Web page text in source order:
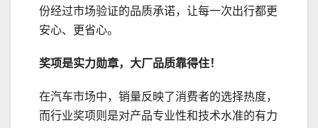
份经过市场验证的品质承诺，让每一次出行都更
安心、更省心。
奖项是实力勋章，大厂品质靠得住！
在汽车市场中，销量反映了消费者的选择热度，
而行业奖项则是对产品专业性和技术水准的有力